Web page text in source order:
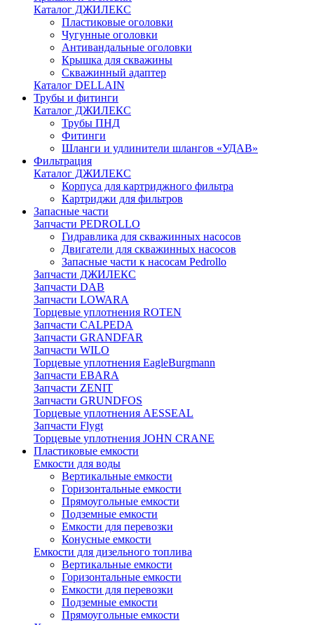
Каталог ДЖИЛЕКС
Пластиковые оголовки
Чугунные оголовки
Антивандальные оголовки
Крышка для скважины
Скважинный адаптер
Каталог DELLAIN
Трубы и фитинги
Каталог ДЖИЛЕКС
Трубы ПНД
Фитинги
Шланги и удлинители шлангов «УДАВ»
Фильтрация
Каталог ДЖИЛЕКС
Корпуса для картриджного фильтра
Картриджи для фильтров
Запасные части
Запчасти PEDROLLO
Гидравлика для скважинных насосов
Двигатели для скважинных насосов
Запасные части к насосам Pedrollo
Запчасти ДЖИЛЕКС
Запчасти DAB
Запчасти LOWARA
Торцевые уплотнения ROTEN
Запчасти CALPEDA
Запчасти GRANDFAR
Запчасти WILO
Торцевые уплотнения EagleBurgmann
Запчасти EBARA
Запчасти ZENIT
Запчасти GRUNDFOS
Торцевые уплотнения AESSEAL
Запчасти Flygt
Торцевые уплотнения JOHN CRANE
Пластиковые емкости
Емкости для воды
Вертикальные емкости
Горизонтальные емкости
Прямоугольные емкости
Подземные емкости
Емкости для перевозки
Конусные емкости
Емкости для дизельного топлива
Вертикальные емкости
Горизонтальные емкости
Емкости для перевозки
Подземные емкости
Прямоугольные емкости